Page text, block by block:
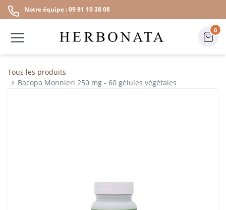
Notre équipe : 09 81 10 38 08
0
Tous les produits
Bacopa Monnieri 250 mg - 60 gélules végétales